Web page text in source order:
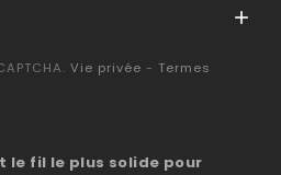

Vie privée - Termes
le fil le plus solide pour